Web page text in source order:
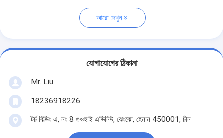
আরো দেখুন
যোগাযোগের ঠিকানা
Mr. Liu
18236918226
টর্চ বিল্ডিং এ, নং 8 গুওহাই এভিনিউ, ঝেংঝো, হেনান 450001, চীন